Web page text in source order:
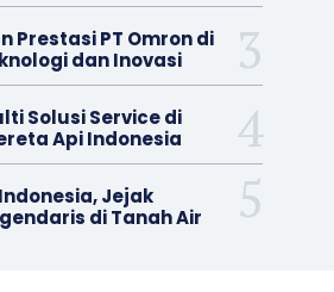
Prestasi PT Omron di
dan Inovasi
Solusi Service di
Api Indonesia
Jejak
di Tanah Air